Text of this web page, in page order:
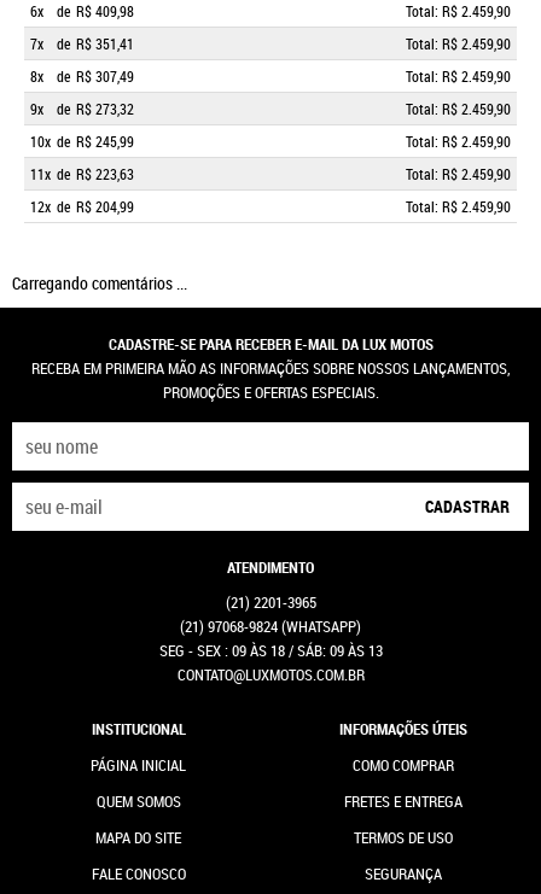
6x
de R$ 409,98
Total: R$ 2.459,90
7x
de R$ 351,41
Total: R$ 2.459,90
8x
de R$ 307,49
Total: R$ 2.459,90
9x
de R$ 273,32
Total: R$ 2.459,90
10x de R$ 245,99
Total: R$ 2.459,90
11x de R$ 223,63
Total: R$ 2.459,90
12x de R$ 204,99 Total: R$ 2.459,90
Carregando comentários ...
CADASTRE-SE PARA RECEBER E-MAIL DA LUX MOTOS
RECEBA EM PRIMEIRA MÃO AS INFORMAÇÕES SOBRE NOSSOS LANÇAMENTOS,
PROMOÇÕES E OFERTAS ESPECIAIS.
CADASTRAR
ATENDIMENTO
(21) 2201-3965
(21) 97068-9824(WHATSAPP)
SEG - SEX : 09 ÀS 18 / SÁB: 09 ÀS 13
CONTATO@LUXMOTOS.COM.BR
INSTITUCIONAL
PÁGINA INICIAL
QUEM SOMOS
MAPA DO SITE
FALE CONOSCO
INFORMAÇÕES ÚTEIS
COMO COMPRAR
FRETES E ENTREGA
TERMOS DE USO
SEGURANÇA